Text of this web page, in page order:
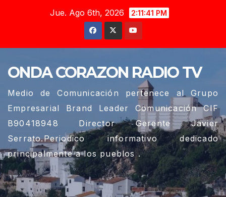
Jue. Ago 6th, 2026 2:11:42 PM
ONDA CORAZON RADIO TV
Medio de Comunicación pertenece al Grupo
Empresarial Brand Leader Comunicación CIF
B90418948 Director Gerente Javier
Serrato.Periodico informativo dedicado
principalmente a los pueblos .